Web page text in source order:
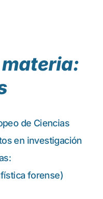
de Ciencias
en investigación
forense)